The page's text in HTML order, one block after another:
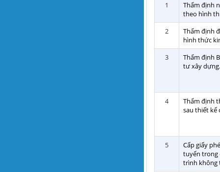
1
Thẩm định
theo hình
2
Thẩm định
hình thức
3
Thẩm định
tư xây dựng.
4
Thẩm định
sau thiết kế
5
Cấp giấy
tuyến trong
trình không